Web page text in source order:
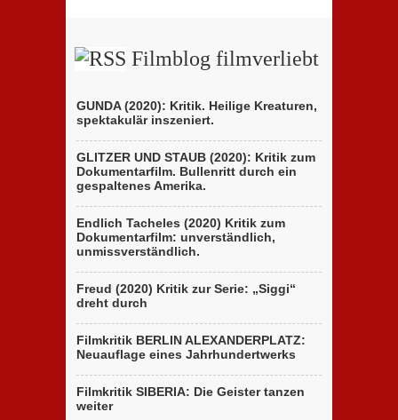
Filmblog filmverliebt
GUNDA (2020): Kritik. Heilige Kreaturen,
spektakulär inszeniert.
GLITZER UND STAUB (2020): Kritik zum
Dokumentarfilm. Bullenritt durch ein
gespaltenes Amerika.
Endlich Tacheles (2020) Kritik zum
Dokumentarfilm: unverständlich,
unmissverständlich.
Freud (2020) Kritik zur Serie: „Siggi“
dreht durch
Filmkritik BERLIN ALEXANDERPLATZ:
Neuauflage eines Jahrhundertwerks
Filmkritik SIBERIA: Die Geister tanzen
weiter